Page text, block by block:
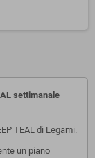
settimanale
TEAL di Legami.
un piano